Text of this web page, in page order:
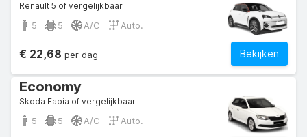
Renault 5 of vergelijkbaar
5 5 A/C Auto.
Bekijken
€ 22,68 per dag
Economy
Skoda Fabia of vergelijkbaar
5 5 A/C Auto.